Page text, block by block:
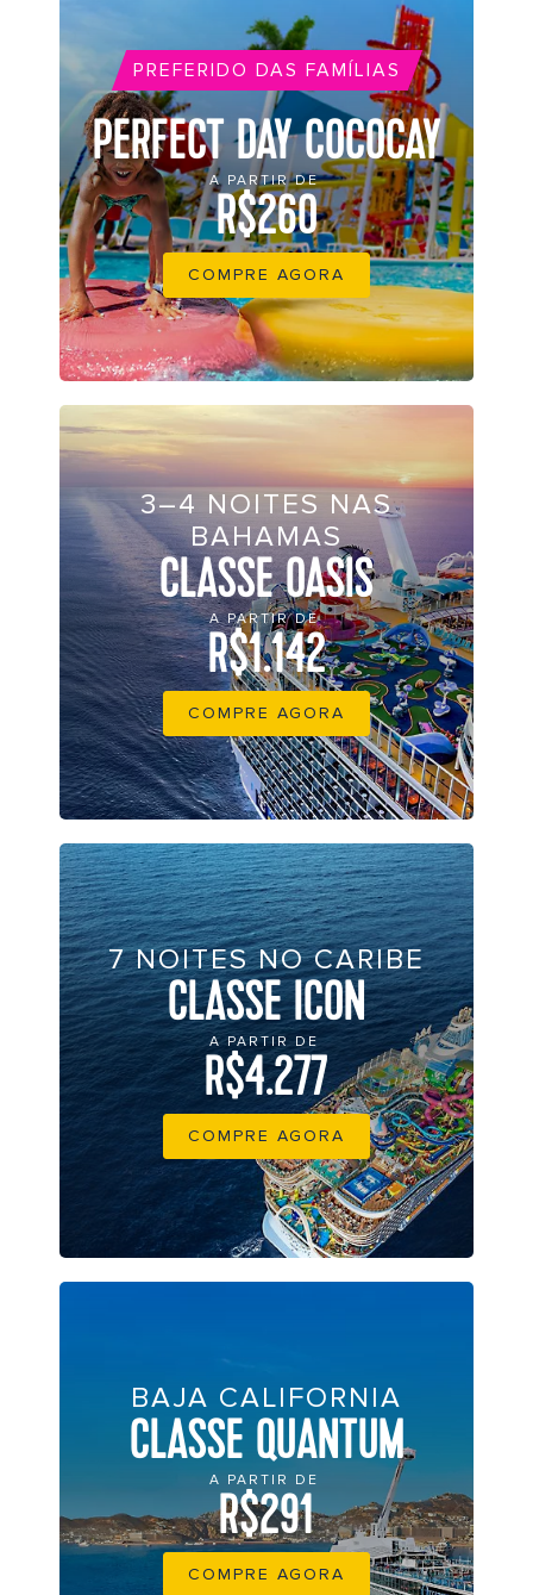
PREFERIDO DAS FAMÍLIAS
PERFECT DAY COCOCAY
A PARTIR DE
R$260
COMPRE AGORA
3–4 NOITES NAS
BAHAMAS
CLASSE OASIS
A PARTIR DE
R$1.142
COMPRE AGORA
7 NOITES NO CARIBE
CLASSE ICON
A PARTIR DE
R$4.277
COMPRE AGORA
BAJA CALIFORNIA
CLASSE QUANTUM
A PARTIR DE
R$291
COMPRE AGORA